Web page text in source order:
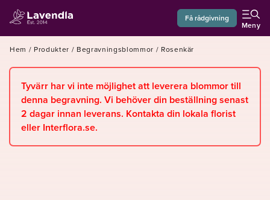
Få rådgivning
Meny
Hem / Produkter / Begravningsblommor / Rosenkär
Tyvärr har vi inte möjlighet att leverera blommor till
denna begravning. Vi behöver din beställning senast
2 dagar innan leverans. Kontakta din lokala florist
eller Interflora.se.